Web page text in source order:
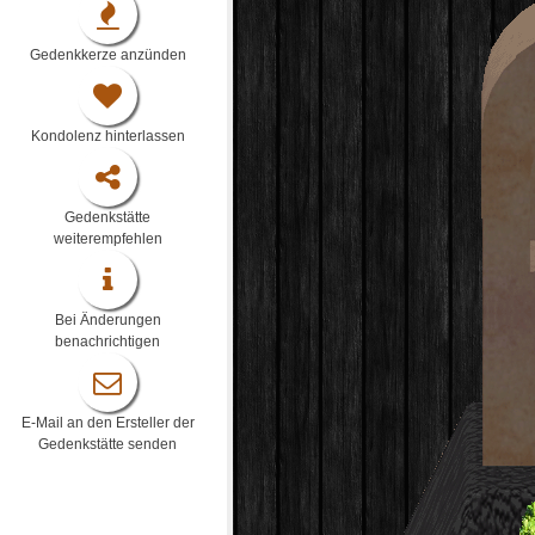
Gedenkkerze anzünden
Kondolenz hinterlassen
Gedenkstätte
weiterempfehlen
Bei Änderungen
benachrichtigen
E-Mail an den Ersteller der
Gedenkstätte senden